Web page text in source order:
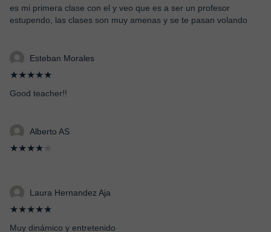
es mi primera clase con el y veo que es a ser un profesor
estupendo, las clases son muy amenas y se te pasan volando
Esteban Morales
★★★★★
Good teacher!!
Alberto AS
★★★★
Laura Hernandez Aja
★★★★★
Muy dinámico y entretenido